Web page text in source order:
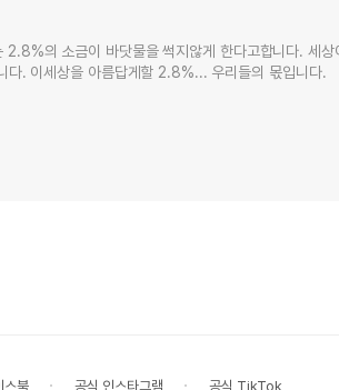
2.8%의 소금이 바닷물을 썩지않게 한다고합니다. 세상
다. 이세상을 아름답게할 2.8%... 우리들의 몫입니다.
스북 공식 인스타그램 공식 TikTok